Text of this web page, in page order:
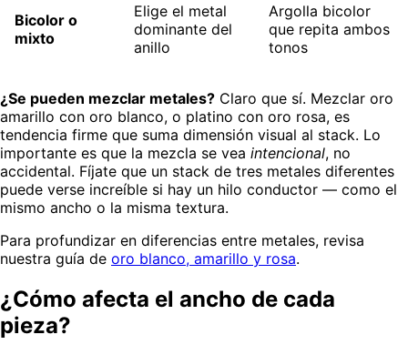
Bicolor o
mixto
Elige el metal
dominante del
anillo
Argolla bicolor
que repita ambos
tonos
¿Se pueden mezclar metales? Claro que sí. Mezclar oro
amarillo con oro blanco, o platino con oro rosa, es
tendencia firme que suma dimensión visual al stack. Lo
importante es que la mezcla se vea intencional, no
accidental. Fíjate que un stack de tres metales diferentes
puede verse increíble si hay un hilo conductor — como el
mismo ancho o la misma textura.
Para profundizar en diferencias entre metales, revisa
nuestra guía de oro blanco, amarillo y rosa.
¿Cómo afecta el ancho de cada
pieza?